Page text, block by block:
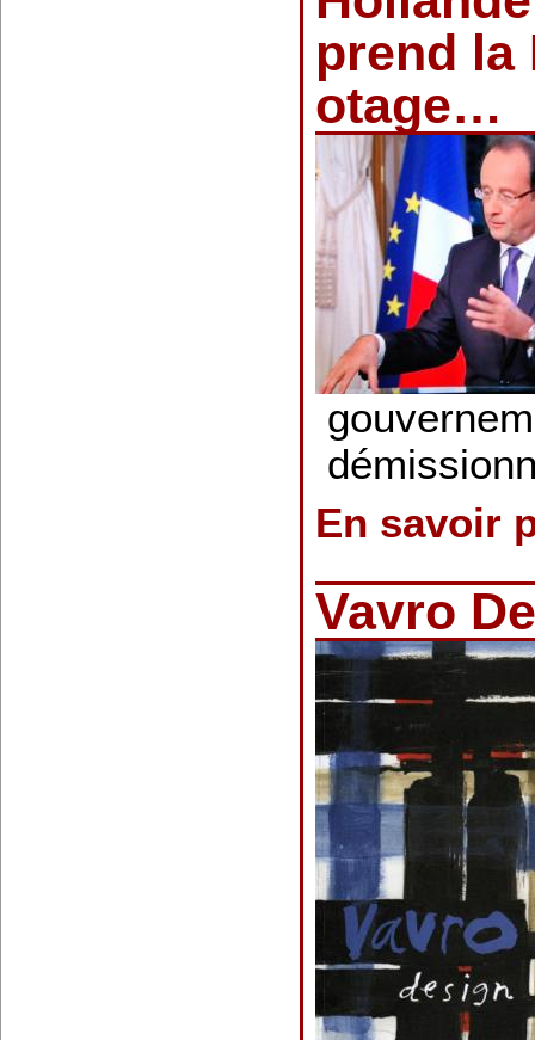
prend la
otage…
En savoir
Vavro